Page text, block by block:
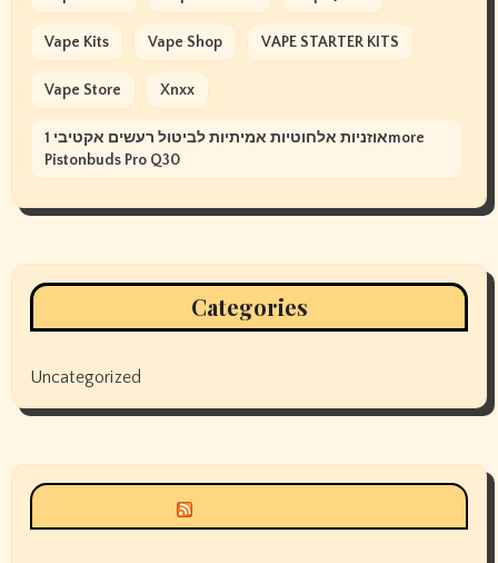
Vape Kits Vape Shop VAPE STARTER KITS
Vape Store Xnxx
אוזניות אלחוטיות אמיתיות לביטול רעשים אקטיבי 1more
Pistonbuds Pro Q30
Categories
Uncategorized